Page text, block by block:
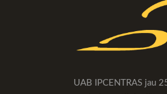
UAB IPCENTRAS jau